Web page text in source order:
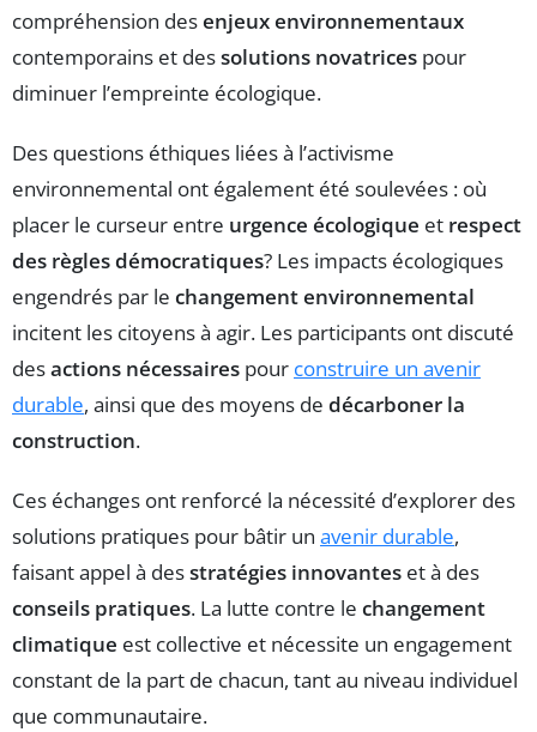
compréhension desenjeux environnementaux
contemporains et dessolutions novatrices pour
diminuer l’empreinte écologique.
Des questions éthiques liées à l’activisme
environnemental ont également été soulevées : où
placer le curseur entre urgence écologique et respect
des règles démocratiques? Les impacts écologiques
engendrés par le changement environnemental
incitent les citoyens à agir. Les participants ont discuté
desactions nécessaires pour construire un avenir
durable, ainsi que des moyens de décarboner la
construction.
Ces échanges ont renforcé la nécessité d’explorer des
solutions pratiques pour bâtir un avenir durable,
faisant appel à desstratégies innovantes et à des
conseils pratiques. La lutte contre le changement
climatique est collective et nécessite un engagement
constant de la part de chacun, tant au niveau individuel
que communautaire.